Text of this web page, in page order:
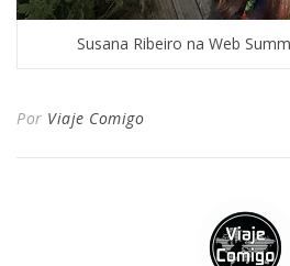
Susana Ribeiro na Web
Por Viaje Comigo